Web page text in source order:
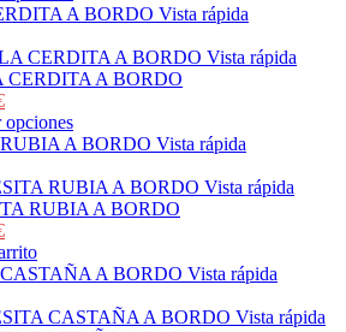
Vista rápida
Vista rápida
A BORDO
opciones
Vista rápida
Vista rápida
RUBIA A BORDO
Vista rápida
Vista rápida